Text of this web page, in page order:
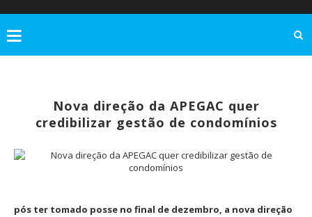
Nova direção da APEGAC quer
credibilizar gestão de condomínios
pós ter tomado posse no final de dezembro, a nova direção